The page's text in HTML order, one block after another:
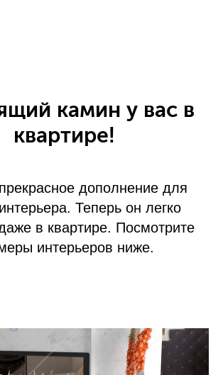
камин у вас в
квартире!
дополнение для
Теперь он легко
в квартире. Посмотрите
интерьеров ниже.